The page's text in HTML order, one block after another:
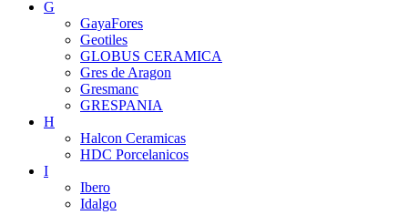
G
GayaFores
Geotiles
GLOBUS CERAMICA
Gres de Aragon
Gresmanc
GRESPANIA
H
Halcon Ceramicas
HDC Porcelanicos
I
Ibero
Idalgo